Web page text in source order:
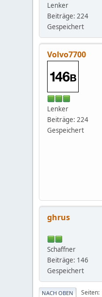
Lenker
Beiträge: 224
Gespeichert
Volvo7700
Lenker
Beiträge: 224
Gespeichert
ghrus
Schaffner
Beiträge: 146
Gespeichert
NACH OBEN Seiten